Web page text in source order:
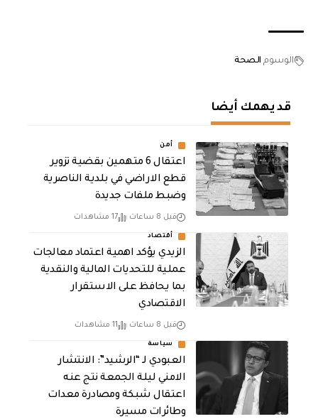
الوسوم الصحة
قد يهمك أيضا
أمن
اعتقال 6 متهمين بقضية تزوير
قطع الاراضي في بلدية الناصرية
وضبط ملفات جديدة
قبل 8 ساعات 17 مشاهدات
أقتصاد
الزيدي يؤكد اهمية اعتماد معالجات
عملية للتحديات المالية والنقدية
بما يحافظ على الاستقرار
الاقتصادي
قبل 8 ساعات 11 مشاهدات
سياسة
العبودي لـ “الرشيد”: الانتشار
الامني ليلة الجمعة نتج عنه
اعتقال شبكة ومصادرة معدات
وطائرات مسيرة